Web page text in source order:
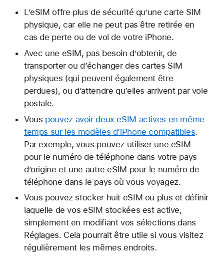
L’eSIM offre plus de sécurité qu’une carte SIM
physique, car elle ne peut pas être retirée en
cas de perte ou de vol de votre iPhone.
Avec une eSIM, pas besoin d’obtenir, de
transporter ou d’échanger des cartes SIM
physiques (qui peuvent également être
perdues), ou d’attendre qu’elles arrivent par voie
postale.
Vous pouvez avoir deux eSIM actives en même
temps sur les modèles d’iPhone compatibles.
Par exemple, vous pouvez utiliser une eSIM
pour le numéro de téléphone dans votre pays
d’origine et une autre eSIM pour le numéro de
téléphone dans le pays où vous voyagez.
Vous pouvez stocker huit eSIM ou plus et définir
laquelle de vos eSIM stockées est active,
simplement en modifiant vos sélections dans
Réglages. Cela pourrait être utile si vous visitez
régulièrement les mêmes endroits.